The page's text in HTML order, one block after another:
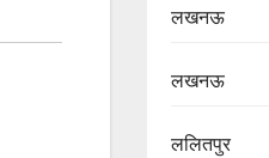
लखनऊ
लखनऊ
ललितपुर